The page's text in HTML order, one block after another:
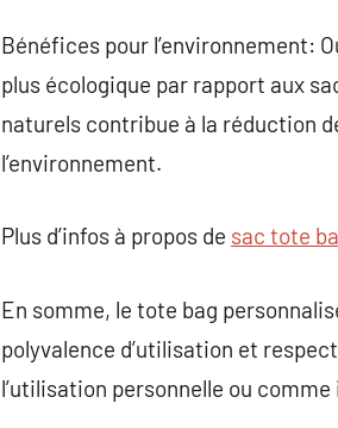
Bénéfices pour l’environnement:
plus écologique par rapport aux
naturels contribue à la réduction
l’environnement.
Plus d’infos à propos de sac tote
En somme, le tote bag
polyvalence d’utilisation et
l’utilisation personnelle ou